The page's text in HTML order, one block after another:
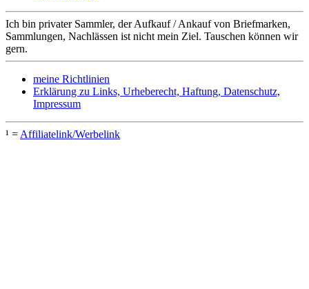
Ich bin privater Sammler, der Aufkauf / Ankauf von Briefmarken,
Sammlungen, Nachlässen ist nicht mein Ziel. Tauschen können wir
gern.
meine Richtlinien
Erklärung zu Links, Urheberecht, Haftung, Datenschutz,
Impressum
¹ = Affiliatelink/Werbelink